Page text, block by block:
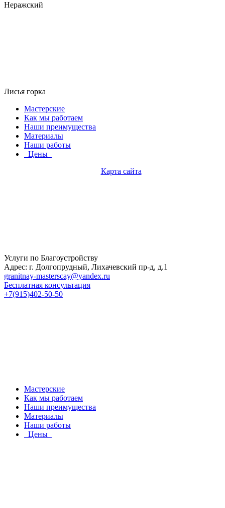
Неражский
Лисья горка
Мастерские
Как мы работаем
Наши преимущества
Материалы
Наши работы
Цены
Карта сайта
Услуги по Благоустройству
Адрес: г. Долгопрудный, Лихачевский пр-д, д.1
granitnay-masterscay@yandex.ru
Бесплатная консультация
+7(915)402-50-50
Мастерские
Как мы работаем
Наши преимущества
Материалы
Наши работы
Цены